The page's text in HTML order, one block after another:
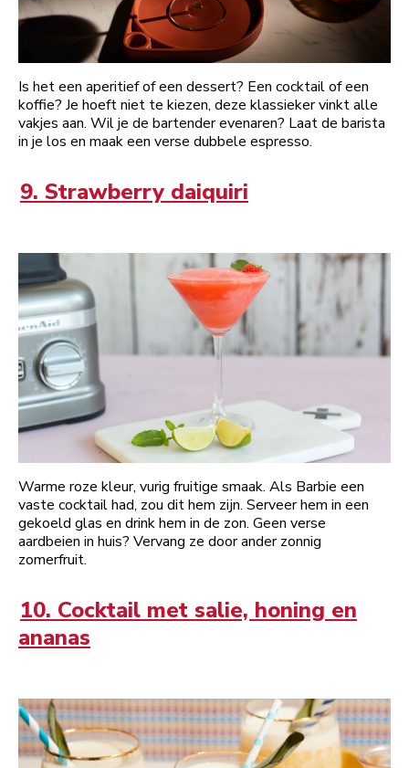
Is het een aperitief of een dessert? Een cocktail of een
koffie? Je hoeft niet te kiezen, deze klassieker vinkt alle
vakjes aan. Wil je de bartender evenaren? Laat de barista
in je los en maak een verse dubbele espresso.
9. Strawberry daiquiri
Warme roze kleur, vurig fruitige smaak. Als Barbie een
vaste cocktail had, zou dit hem zijn. Serveer hem in een
gekoeld glas en drink hem in de zon. Geen verse
aardbeien in huis? Vervang ze door ander zonnig
zomerfruit.
10. Cocktail met salie, honing en
ananas